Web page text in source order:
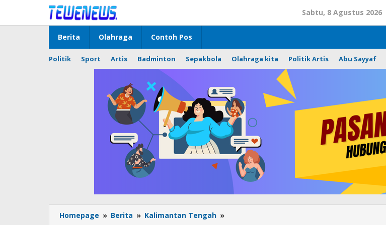
konten
Sabtu, 8 Agustus 2026
Berita Olahraga Contoh Pos
Politik Sport Artis Badminton Sepakbola Olahraga kita Politik Artis Abu Sayyaf
Homepage » Berita » Kalimantan Tengah »